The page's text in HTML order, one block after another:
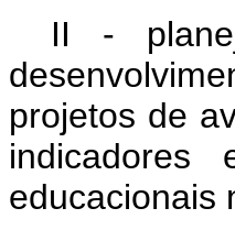
II -
projetos de
indicadores
educacionais